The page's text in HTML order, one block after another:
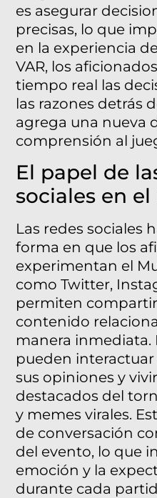
es asegurar
precisas, lo que
en la experiencia
VAR, los
tiempo real las
las razones detrás
agrega una nueva
comprensión al
El papel de
sociales en
Las redes sociales
forma en que los
experimentan el
como Twitter,
permiten
contenido
manera inmediata.
pueden
sus opiniones y
destacados del
y memes virales.
de conversación
del evento, lo que
emoción y la
durante cada